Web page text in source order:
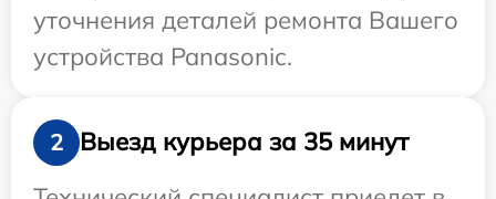
уточнения деталей ремонта Вашего
устройства Panasonic.
2
Выезд курьера за 35 минут